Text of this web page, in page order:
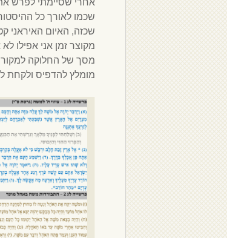
אחרי שסיימתי לפרש
שכמו לאורך כל
שכזה, האיום האיראני
מקוצר זמן אני אפילו
מומלץ להדפיס ולקחת